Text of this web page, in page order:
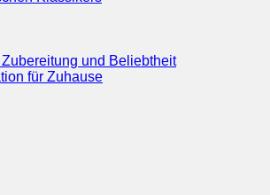
und Beliebtheit
für Zuhause